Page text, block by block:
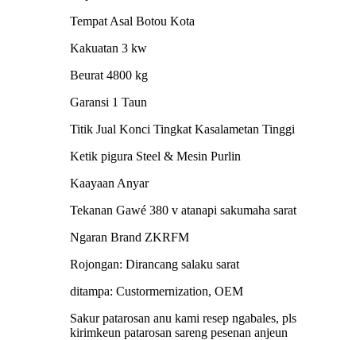
Tempat Asal Botou Kota
Kakuatan 3 kw
Beurat 4800 kg
Garansi 1 Taun
Titik Jual Konci Tingkat Kasalametan Tinggi
Ketik pigura Steel & Mesin Purlin
Kaayaan Anyar
Tekanan Gawé 380 v atanapi sakumaha sarat
Ngaran Brand ZKRFM
Rojongan: Dirancang salaku sarat
ditampa: Custormernization, OEM
Sakur patarosan anu kami resep ngabales, pls
kirimkeun patarosan sareng pesenan anjeun